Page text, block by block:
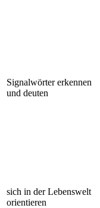
Signalwörter erkennen
und deuten
sich in der Lebenswelt
orientieren